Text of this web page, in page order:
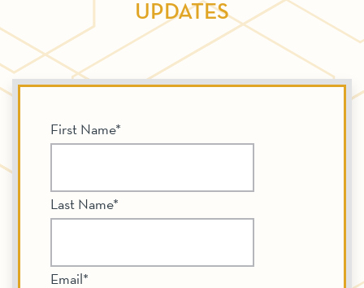
UPDATES
First Name*
Last Name*
Email*